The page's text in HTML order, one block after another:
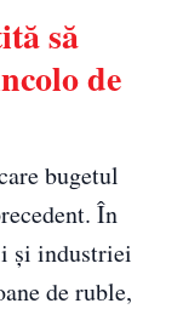
să
de
bugetul
În
și industriei
de ruble,